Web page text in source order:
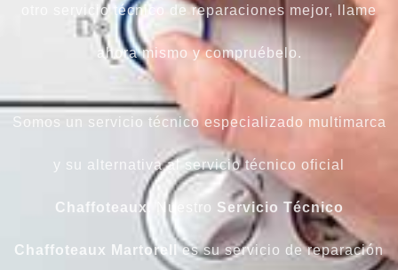
otro servicio técnico de reparaciones mejor, llame
ahora mismo y compruébelo.
Somos un servicio técnico especializado multimarca
y su alternativa al servicio técnico oficial
Chaffoteaux . Nuestro Servicio Técnico
Chaffoteaux Martorell es su servicio de reparación